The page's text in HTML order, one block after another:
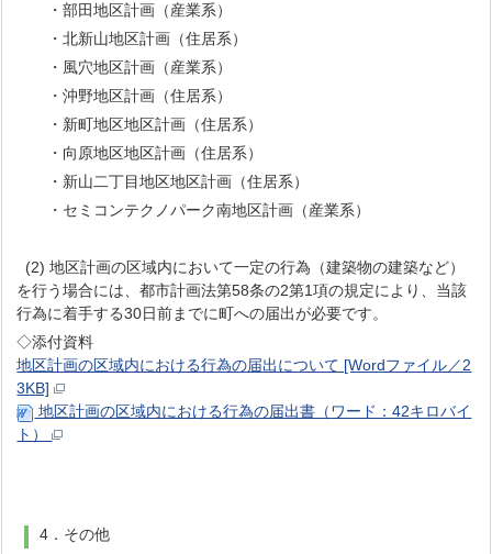
・部田地区計画（産業系）
・北新山地区計画（住居系）
・風穴地区計画（産業系）
・沖野地区計画（住居系）
・新町地区地区計画（住居系）
・向原地区地区計画（住居系）
・新山二丁目地区地区計画（住居系）
・セミコンテクノパーク南地区計画（産業系）
(2) 地区計画の区域内において一定の行為（建築物の建築など）
を行う場合には、都市計画法第58条の2第1項の規定により、当該
行為に着手する30日前までに町への届出が必要です。
◇添付資料
地区計画の区域内における行為の届出について [Wordファイル／2
3KB]
地区計画の区域内における行為の届出書（ワード：42キロバイ
ト）
4．その他